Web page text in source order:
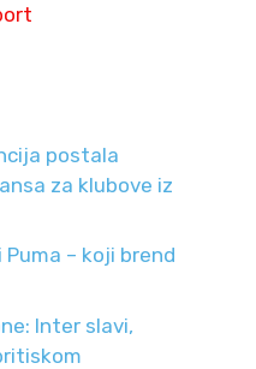
postala
za klubove iz
– koji brend
Inter slavi,